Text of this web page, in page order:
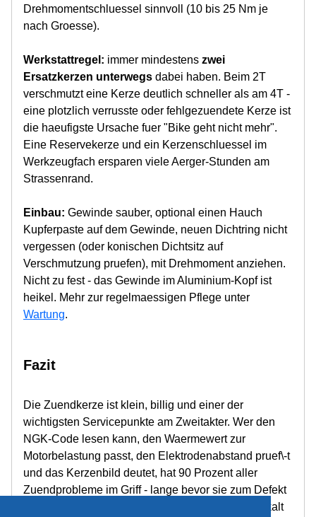
Drehmomentschluessel sinnvoll (10 bis 25 Nm je
nach Groesse).
Werkstattregel: immer mindestens zwei
Ersatzkerzen unterwegs dabei haben. Beim 2T
verschmutzt eine Kerze deutlich schneller als am 4T -
eine plotzlich verrusste oder fehlgezuendete Kerze ist
die haeufigste Ursache fuer "Bike geht nicht mehr".
Eine Reservekerze und ein Kerzenschluessel im
Werkzeugfach ersparen viele Aerger-Stunden am
Strassenrand.
Einbau: Gewinde sauber, optional einen Hauch
Kupferpaste auf dem Gewinde, neuen Dichtring nicht
vergessen (oder konischen Dichtsitz auf
Verschmutzung pruefen), mit Drehmoment anziehen.
Nicht zu fest - das Gewinde im Aluminium-Kopf ist
heikel. Mehr zur regelmaessigen Pflege unter
Wartung.
Fazit
Die Zuendkerze ist klein, billig und einer der
wichtigsten Servicepunkte am Zweitakter. Wer den
NGK-Code lesen kann, den Waermewert zur
Motorbelastung passt, den Elektrodenabstand pruef\-t
und das Kerzenbild deutet, hat 90 Prozent aller
Zuendprobleme im Griff - lange bevor sie zum Defekt
werden. Im Zweifel: lieber einen Waermewert zu kalt